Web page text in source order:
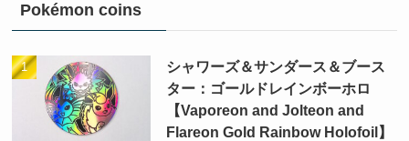
Pokémon coins
シャワーズ＆サンダース＆ブース
ター：ゴールドレインボーホロ
【Vaporeon and Jolteon and
Flareon Gold Rainbow Holofoil】